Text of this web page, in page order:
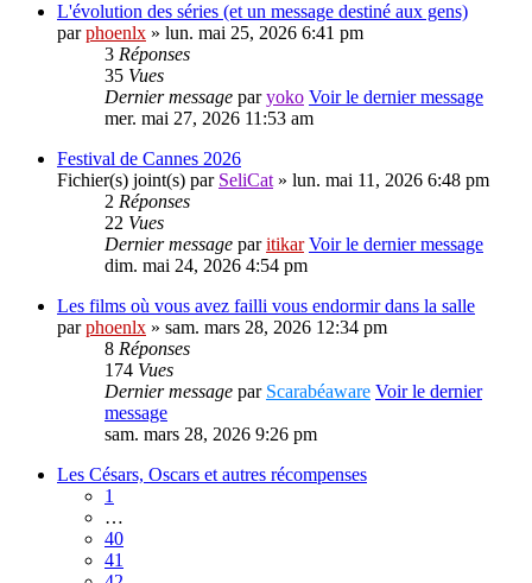
L'évolution des séries (et un message destiné aux gens)
parphoenlx » lun. mai 25, 2026 6:41 pm
3 Réponses
35 Vues
Dernier message paryoko Voir le dernier message
mer. mai 27, 2026 11:53 am
Festival de Cannes 2026
Fichier(s) joint(s) par SeliCat » lun. mai 11, 2026 6:48 pm
2 Réponses
22 Vues
Dernier message paritikar Voir le dernier message
dim. mai 24, 2026 4:54 pm
Les films où vous avez failli vous endormir dans la salle
parphoenlx » sam. mars 28, 2026 12:34 pm
8 Réponses
174 Vues
Dernier message par Scarabéaware Voir le dernier
message
sam. mars 28, 2026 9:26 pm
Les Césars, Oscars et autres récompenses
1
…
40
41